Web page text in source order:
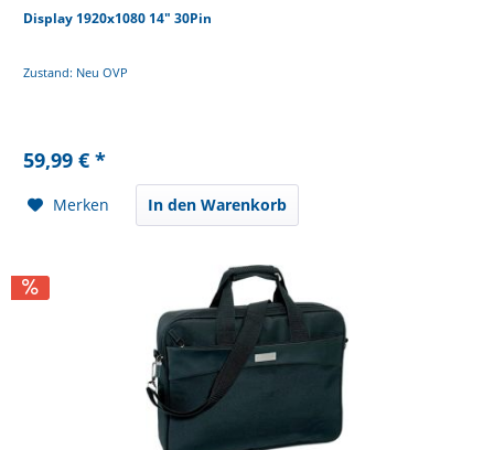
Display 1920x1080 14" 30Pin
Zustand: Neu OVP
59,99 € *
Merken In den Warenkorb